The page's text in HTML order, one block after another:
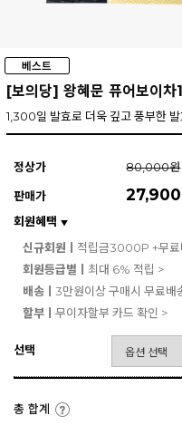
[보의당] 왕혜문 퓨어보이
1,300일 발효로 더욱 깊고 풍부한
정상가
80,000원
판매가
27,900
회원혜택 ▼
신규회원ㅣ 적립금3000P +무료
회원등급별ㅣ 최대 6% 적립 >
배송ㅣ 3만원이상 구매시 무료배
할부ㅣ 무이자할부 카드 확인 >
선택
총 합계